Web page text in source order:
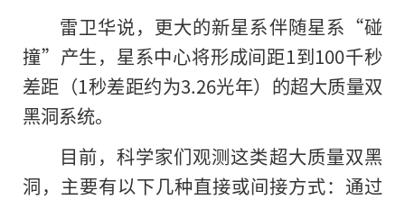
雷卫华说，更大的新星系伴随星系“碰
撞”产生，星系中心将形成间距1到100千秒
差距（1秒差距约为3.26光年）的超大质量双
黑洞系统。
目前，科学家们观测这类超大质量双黑
洞，主要有以下几种直接或间接方式：通过